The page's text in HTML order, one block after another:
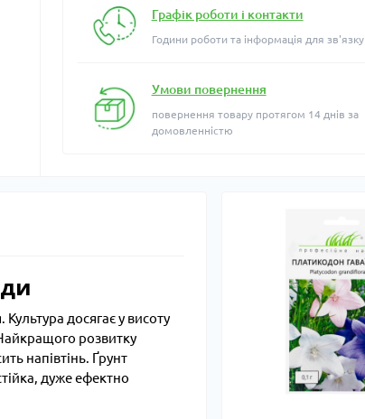
Графік роботи і контакти
Години роботи та інформація для зв'язку
Умови повернення
повернення товару протягом 14 днів за
домовленністю
досягає у висоту
розвитку
напівтінь. Ґрунт
дуже ефектно